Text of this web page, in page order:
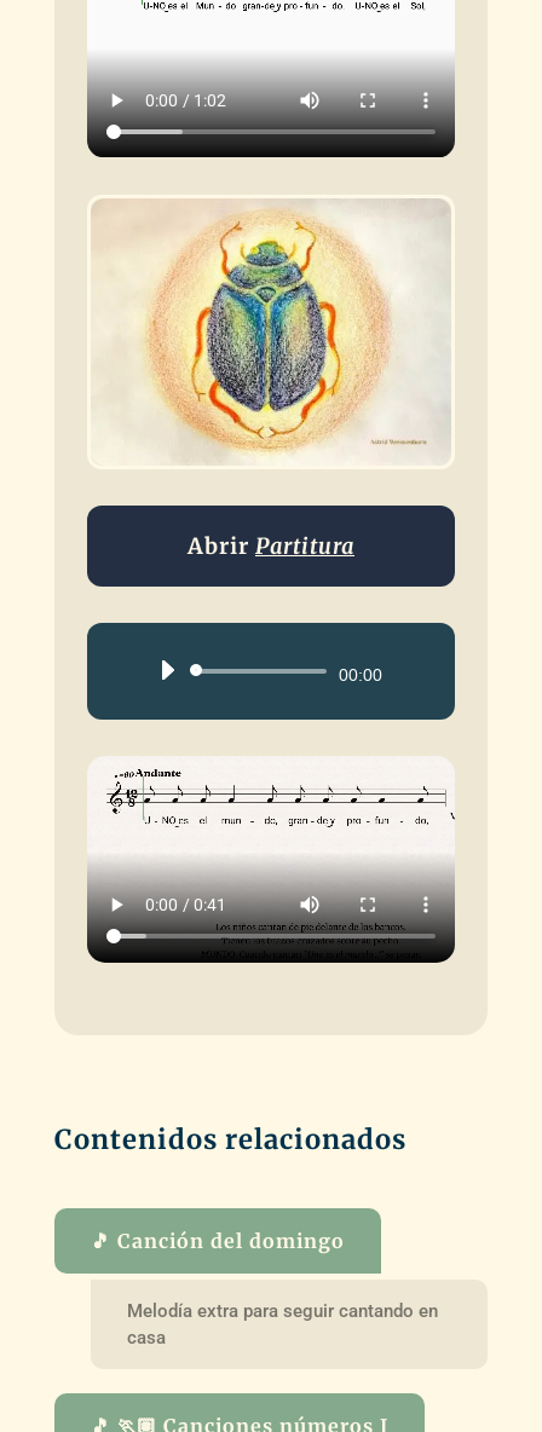
Abrir Partitura
Reproductor00:00
Contenidos relacionados
🎵 Canción del domingo
Melodía extra para seguir cantando en
casa
🎵 🏃🏽 Canciones números I